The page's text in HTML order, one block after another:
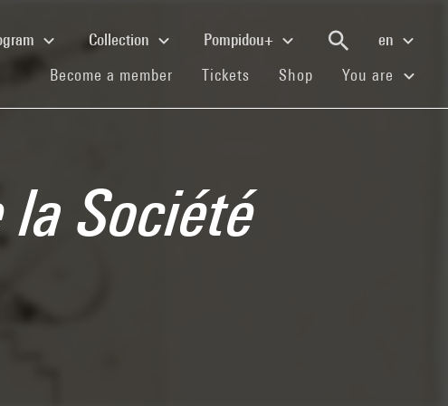
Collection Pompidou+
en
Become a member (current)
Tickets (current)
Shop (current)You are
la Société